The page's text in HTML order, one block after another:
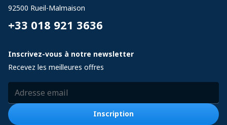
92500 Rueil-Malmaison
+33 018 921 3636
Inscrivez-vous à notre newsletter
Recevez les meilleures offres
Inscription